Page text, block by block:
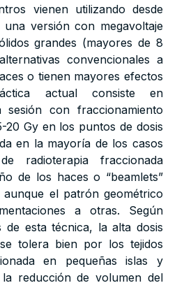
vienen utilizando desde
versión con megavoltaje
grandes (mayores de 8
convencionales a
o tienen mayores efectos
actual consiste en
sesión con fraccionamiento
20 Gy en los puntos de dosis
en la mayoría de los casos
radioterapia fraccionada
de los haces o “beamlets”
el patrón geométrico
a otras. Según
de esta técnica, la alta dosis
tolera bien por los tejidos
en pequeñas islas y
reducción de volumen del